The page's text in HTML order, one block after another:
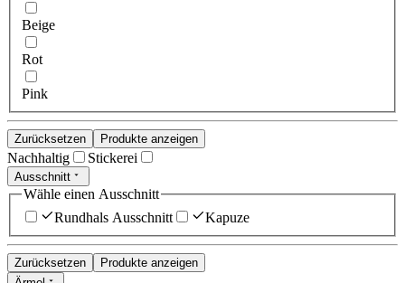
Beige
Rot
Pink
Zurücksetzen Produkte anzeigen
Nachhaltig Stickerei
Ausschnitt
Wähle einen Ausschnitt
Rundhals Ausschnitt
Kapuze
Zurücksetzen
Produkte anzeigen